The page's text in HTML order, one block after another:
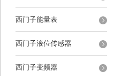
西门子能量表
西门子液位传感器
西门子变频器